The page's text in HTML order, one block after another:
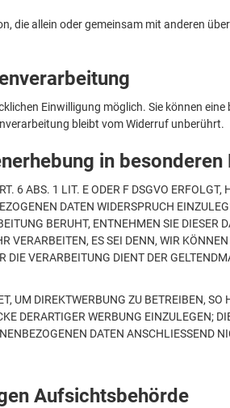
die allein oder gemeinsam mit anderen
Einwilligung möglich. Sie können
bleibt vom Widerruf unberührt.
in
6 ABS. 1 LIT. E ODER F DSGVO
DATEN WIDERSPRUCH
BERUHT, ENTNEHMEN SIE
VERARBEITEN, ES SEI DENN, WIR
DIE VERARBEITUNG DIENT DER
UM DIREKTWERBUNG ZU BETREIBEN,
DERARTIGER WERBUNG EINZULEGEN;
DATEN ANSCHLIESSEND
Aufsichtsbehörde